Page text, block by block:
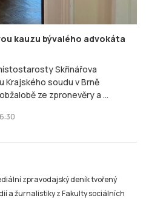
kauzu bývalého advokáta
Skřinářova
Krajského soudu v Brně
ze zpronevěry a ...
zpravodajský deník tvořený
a žurnalistiky z Fakulty sociálních